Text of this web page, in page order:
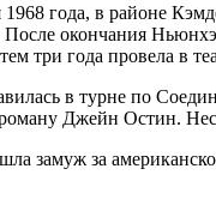
года, в районе
окончания
три года провела в
в турне по
Джейн Остин.
замуж за